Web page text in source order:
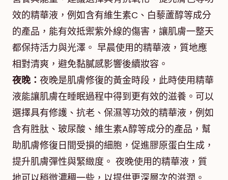
效的精華液，例如含有維生素C、白藜蘆醇等成分
的產品，能有效抵禦紫外線的傷害，讓肌膚一整天
都保持活力與光澤。 早晨使用的精華液，質地應
相對清爽，避免黏膩感影響後續妝容。
夜晚： 夜晚是肌膚修復的黃金時段，此時使用精華
液能讓肌膚在睡眠過程中得到更有效的滋養。可以
選擇具有修護、抗老、保濕等功效的精華液，例如
含有胜肽、玻尿酸、維生素A醇等成分的產品，幫
助肌膚修復日間受損的細胞，促進膠原蛋白生成，
提升肌膚彈性與緊緻度。 夜晚使用的精華液，質